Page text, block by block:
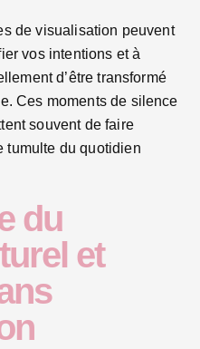
de visualisation peuvent
vos intentions et à
d’être transformé
Ces moments de silence
souvent de faire
tumulte du quotidien
du
et